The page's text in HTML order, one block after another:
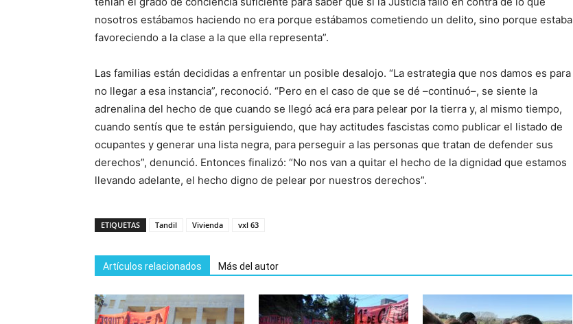
nosotros estábamos haciendo no era porque estábamos cometiendo un delito, sino porque estaba
favoreciendo a la clase a la que ella representa”.
Las familias están decididas a enfrentar un posible desalojo. “La estrategia que nos damos es para
no llegar a esa instancia”, reconoció. “Pero en el caso de que se dé –continuó–, se siente la
adrenalina del hecho de que cuando se llegó acá era para pelear por la tierra y, al mismo tiempo,
cuando sentís que te están persiguiendo, que hay actitudes fascistas como publicar el listado de
ocupantes y generar una lista negra, para perseguir a las personas que tratan de defender sus
derechos”, denunció. Entonces finalizó: “No nos van a quitar el hecho de la dignidad que estamos
llevando adelante, el hecho digno de pelear por nuestros derechos”.
ETIQUETAS Tandil Vivienda vxl 63
Artículos relacionados Más del autor